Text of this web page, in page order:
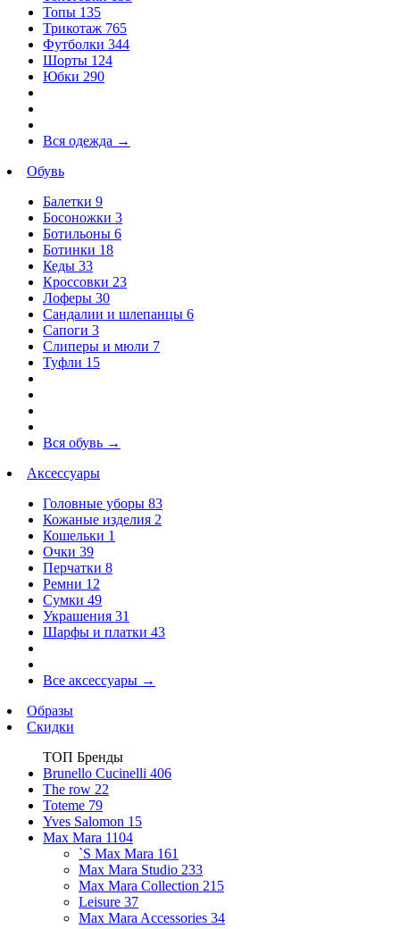
Топы 135
Трикотаж 765
Футболки 344
Шорты 124
Юбки 290
Вся одежда →
Обувь
Балетки 9
Босоножки 3
Ботильоны 6
Ботинки 18
Кеды 33
Кроссовки 23
Лоферы 30
Сандалии и шлепанцы 6
Сапоги 3
Слиперы и мюли 7
Туфли 15
Вся обувь →
Аксессуары
Головные уборы 83
Кожаные изделия 2
Кошельки 1
Очки 39
Перчатки 8
Ремни 12
Сумки 49
Украшения 31
Шарфы и платки 43
Все аксессуары →
Образы
Скидки
ТОП Бренды
Brunello Cucinelli 406
The row 22
Toteme 79
Yves Salomon 15
Max Mara 1104
`S Max Mara 161
Max Mara Studio 233
Max Mara Collection 215
Leisure 37
Max Mara Accessories 34